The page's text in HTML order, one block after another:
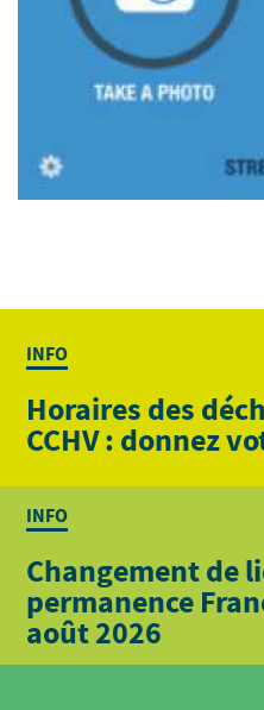
INFO
Horaires des
CCHV : donnez
INFO
Changement de
permanence
août 2026